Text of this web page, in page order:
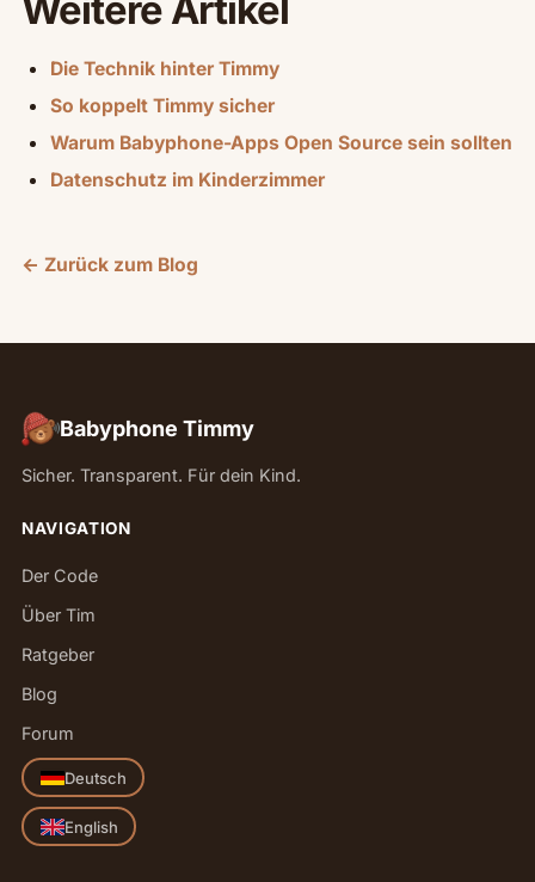
Weitere Artikel
Die Technik hinter Timmy
So koppelt Timmy sicher
Warum Babyphone-Apps Open Source sein sollten
Datenschutz im Kinderzimmer
← Zurück zum Blog
Babyphone Timmy
Sicher. Transparent. Für dein Kind.
NAVIGATION
Der Code
Über Tim
Ratgeber
Blog
Forum
Deutsch
English